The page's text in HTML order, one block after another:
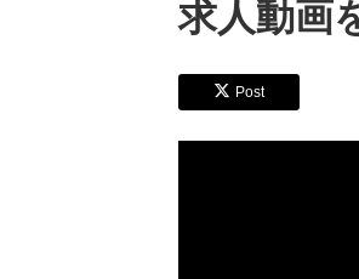
求人動画
Post